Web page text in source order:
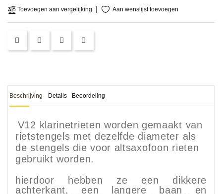
&
DIENSTEN
Toevoegen aan vergelijking Aan wenslijst toevoegen
Beschrijving Details Beoordeling
V12 klarinetrieten worden gemaakt van
rietstengels met dezelfde diameter als
de stengels die voor altsaxofoon rieten
gebruikt worden.
hierdoor hebben ze een dikkere
achterkant, een langere baan en